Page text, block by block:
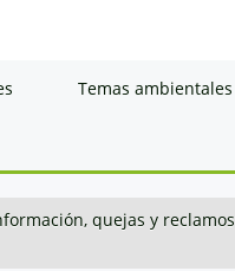
Temas ambientales
quejas y reclamos